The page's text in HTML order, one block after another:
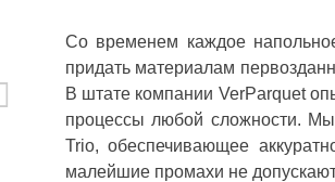
Со временем каждое
придать материалам
В штате компании VerParquet
процессы любой сложности.
Trio, обеспечивающее
малейшие промахи не